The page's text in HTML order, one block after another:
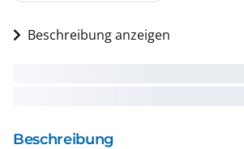
Beschreibung anzeigen
Beschreibung